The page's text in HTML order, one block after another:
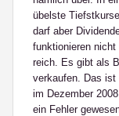
übelste
darf aber
funktionieren
reich. Es gibt als
verkaufen. Das ist
im Dezember
ein Fehler